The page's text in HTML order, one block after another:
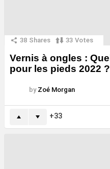
38 Shares 33 Votes
Vernis à ongles :
pour les pieds 2022 ?
by Zoé Morgan
33